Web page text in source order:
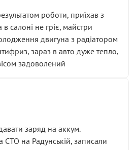
роботи, приїхав з
салоні не гріє, майстри
двигуна з радіатором
зараз в авто дуже тепло,
задоволений
заряд на аккум.
на Радунській, записали